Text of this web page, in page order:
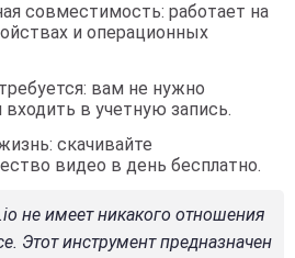
совместимость: работает на
и операционных
вам не нужно
входить в учетную запись.
скачивайте
видео в день бесплатно.
не имеет никакого отношения
Этот инструмент предназначен